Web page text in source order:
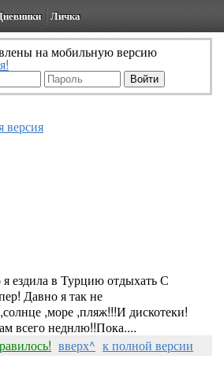
Личка
на мобильную версию
версия
ездила в Турцию отдыхать С
Давно я так не
,море ,пляж!!!И дискотеки!
всего неднлю!!Пока....
вверх^ к полной версии